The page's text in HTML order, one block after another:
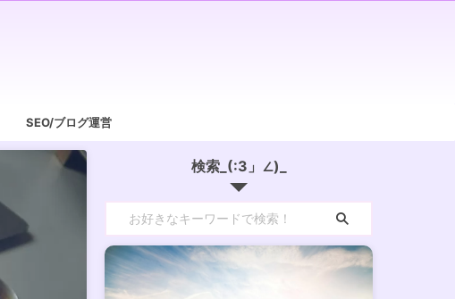
SEO/ブログ運営
検索_(:3」∠)_